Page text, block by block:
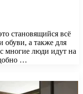
становящийся всё
обуви, а также для
многие люди идут на
…